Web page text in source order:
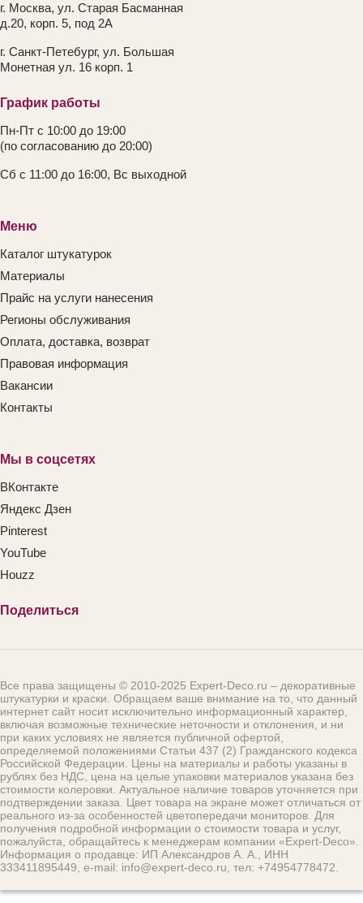
г. Москва, ул. Старая Басманная
д.20, корп. 5, под 2А
г. Санкт-Петебург, ул. Большая
Монетная ул. 16 корп. 1
График работы
Пн-Пт с 10:00 до 19:00
(по согласованию до 20:00)
Сб с 11:00 до 16:00, Вс выходной
Меню
Каталог штукатурок
Материалы
Прайс на услуги нанесения
Регионы обслуживания
Оплата, доставка, возврат
Правовая информация
Вакансии
Контакты
Мы в соцсетях
ВКонтакте
Яндекс Дзен
Pinterest
YouTube
Houzz
Поделиться
Все права защищены © 2010-2025 Expert-Deco.ru – декоративные
штукатурки и краски. Обращаем ваше внимание на то, что данный
интернет сайт носит исключительно информационный характер,
включая возможные технические неточности и отклонения, и ни
при каких условиях не является публичной офертой,
определяемой положениями Статьи 437 (2) Гражданского кодекса
Российской Федерации. Цены на материалы и работы указаны в
рублях без НДС, цена на целые упаковки материалов указана без
стоимости колеровки. Актуальное наличие товаров уточняется при
подтверждении заказа. Цвет товара на экране может отличаться от
реального из‑за особенностей цветопередачи мониторов. Для
получения подробной информации о стоимости товара и услуг,
пожалуйста, обращайтесь к менеджерам компании «Expert-Deco».
Информация о продавце: ИП Александров А. А., ИНН
333411895449, e-mail: info@expert-deco.ru, тел: +74954778472.